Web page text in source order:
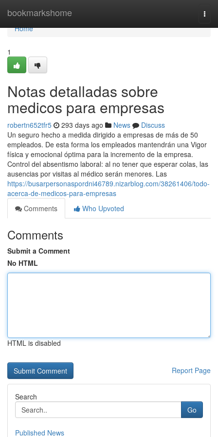
bookmarkshome
Home
Home
1
Notas detalladas sobre
medicos para empresas
robertn652tfr5 293 days ago News
Discuss
Un seguro hecho a medida dirigido a empresas de más de 50
empleados. De esta forma los empleados mantendrán una Vigor
física y emocional óptima para la incremento de la empresa.
Control del absentismo laboral: al no tener que esperar colas, las
ausencias por visitas al médico serán menores. Las
https://busarpersonaspordni46789.nizarblog.com/38261406/todo-
acerca-de-medicos-para-empresas
Comments
Who Upvoted
Comments
Submit a Comment
No HTML
HTML is disabled
Report Page
Search
Go
Published News